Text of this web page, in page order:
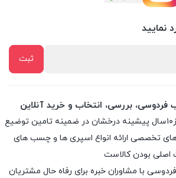
نمایید
فردوسی، بررسی، انتخاب و خرید آنلاین
چسب فردوسی با بیش از۱۰سال پیشینه درخشان در ضمینه تامین توضیع
تخصصی ارائه انواع اسپری ها و چسب های
اصلی بودن کالاست
با مشاوران خبره برای رفاه حال مشتریان